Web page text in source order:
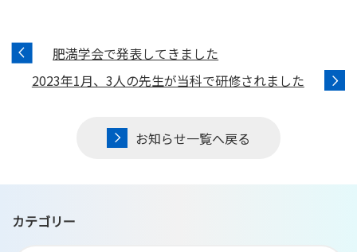
カテゴリー
肥満学会で発表してきました
2023年1月、3人の先生が当科で研修されました
お知らせ一覧へ戻る